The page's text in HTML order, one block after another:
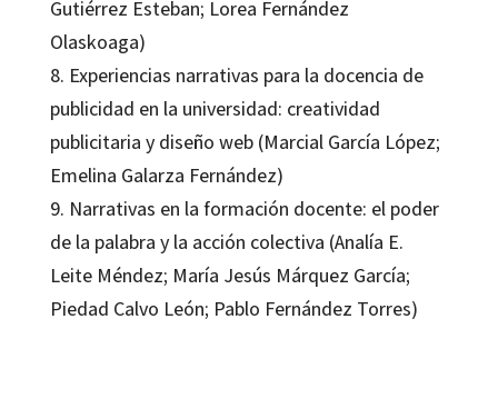
Gutiérrez Esteban; Lorea Fernández
Olaskoaga)
8. Experiencias narrativas para la docencia de
publicidad en la universidad: creatividad
publicitaria y diseño web (Marcial García López;
Emelina Galarza Fernández)
9. Narrativas en la formación docente: el poder
de la palabra y la acción colectiva (Analía E.
Leite Méndez; María Jesús Márquez García;
Piedad Calvo León; Pablo Fernández Torres)